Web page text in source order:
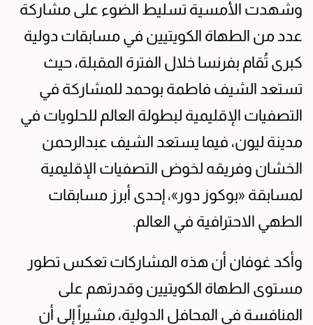
وشهدت الأمسية تسليط الضوء على مشاركة
عدد من الطهاة الكويتيين في مسابقات دولية
كبرى تُقام بفرنسا خلال الفترة المقبلة، حيث
تستعد الشيف فاطمة بوحمد للمشاركة في
التصفيات الإقليمية لبطولة العالم للحلويات في
مدينة ليون، فيما يستعد الشيف عبدالرحمن
الخشان وفريقه لخوض التصفيات الإقليمية
لمسابقة «بوكوز دور»، إحدى أبرز مسابقات
الطهي الاحترافية في العالم.
وأكد غوفان أن هذه المشاركات تعكس تطور
مستوى الطهاة الكويتيين وقدرتهم على
المنافسة في المحافل الدولية، مشيراً إلى أن